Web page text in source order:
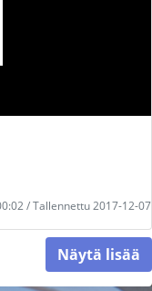
/ Tallennettu 2017-12-07
Näytä lisää